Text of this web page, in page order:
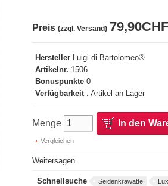
Preis (zzgl. Versand) 79,90CHF
Hersteller Luigi di Bartolomeo®
Artikelnr. 1506
Bonuspunkte 0
Verfügbarkeit : Artikel an Lager
Menge In den
Vergleichen
Weitersagen
Schnellsuche Seidenkrawatte